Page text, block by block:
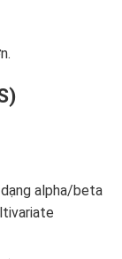
alpha/beta